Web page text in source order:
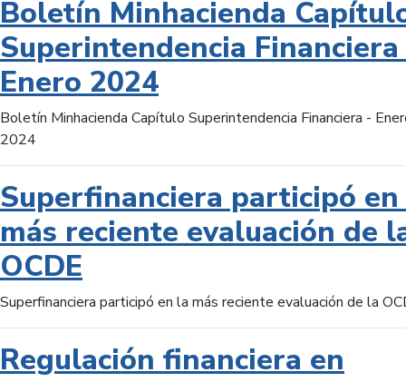
Boletín Minhacienda
Superintendencia
Enero 2024
Boletín Minhacienda Capítulo Superintendencia Financiera -
2024
Superfinanciera participó
más reciente evaluación de
OCDE
Superfinanciera participó en la más reciente evaluación de la
Regulación financiera en